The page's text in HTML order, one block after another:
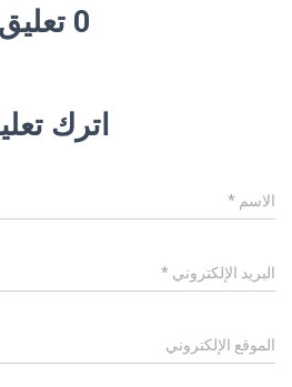
0 تعليق
اترك
الاسم *
البريد الإلكتروني *
الموقع الإلكتروني